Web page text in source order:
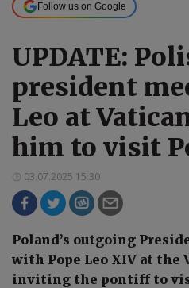
Follow us on Google
UPDATE:
president
Leo at
him to visit
03.07.2025 15:30
Poland’s outgoing
with Pope Leo XIV at the
inviting the pontiff to